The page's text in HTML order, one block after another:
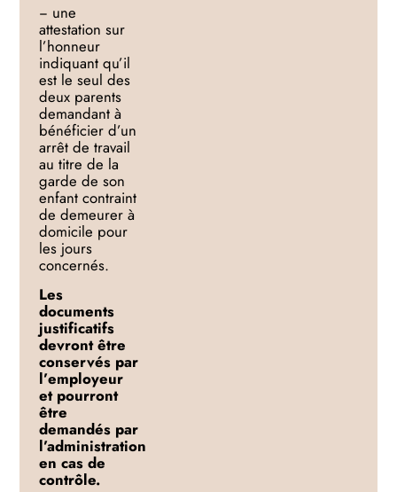
− une
attestation sur
l’honneur
indiquant qu’il
est le seul des
deux parents
demandant à
bénéficier d’un
arrêt de travail
autitre de la
garde de son
enfant contraint
de demeurer à
domicile pour
les jours
concernés.
Les
documents
justificatifs
devront être
conservés par
l’employeur
et pourront
être
demandés par
l’administration
en cas de
contrôle.